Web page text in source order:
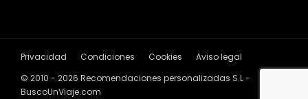
Privacidad Condiciones Cookies
Aviso legal
© 2010 - 2026 Recomendaciones personalizadas S.L -
BuscoUnViaje.com